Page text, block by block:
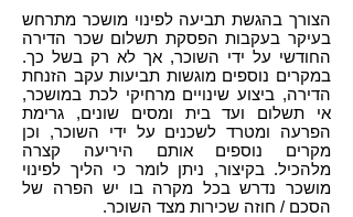
הצורך בהגשת תביעה לפינוי מושכר מתרחש
בעיקר בעקבות הפסקת תשלום שכר הדירה
החודשי על ידי השוכר, אך לא רק בשל כך.
במקרים נוספים מוגשות תביעות עקב הזנחת
הדירה, ביצוע שינויים מרחיקי לכת במושכר,
אי תשלום ועד בית ומסים שונים, גרימת
הפרעה ומטרד לשכנים על ידי השוכר, וכן
מקרים נוספים אותם היריעה קצרה
מלהכיל. בקיצור, ניתן לומר כי הליך לפינוי
מושכר נדרש בכל מקרה בו יש הפרה של
הסכם / חוזה שכירות מצד השוכר.